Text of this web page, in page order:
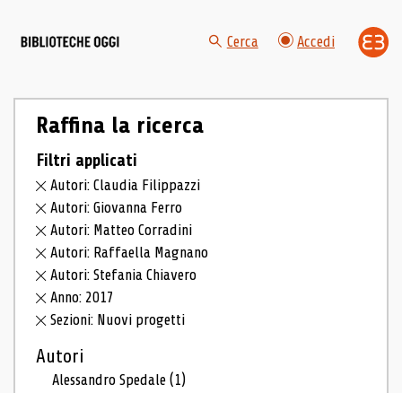
Cerca Accedi
Raffina la ricerca
Filtri applicati
Autori: Claudia Filippazzi
Autori: Giovanna Ferro
Autori: Matteo Corradini
Autori: Raffaella Magnano
Autori: Stefania Chiavero
Anno: 2017
Sezioni: Nuovi progetti
Autori
Alessandro Spedale(1)